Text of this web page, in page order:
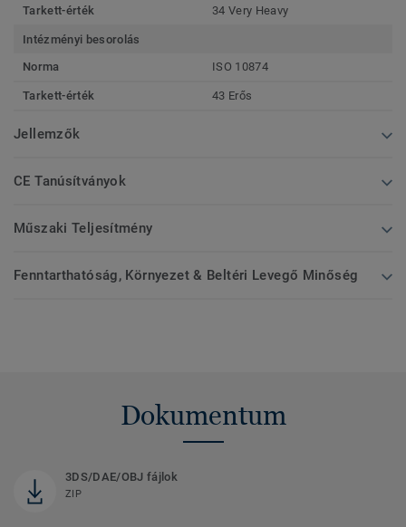
Tarkett-érték 34 Very Heavy
Intézményi besorolás
Norma
ISO 10874
Tarkett-érték 43 Erős
Jellemzők
CE Tanúsítványok
Műszaki Teljesítmény
Fenntarthatóság, Környezet & Beltéri Levegő Minőség
Dokumentum
3DS/DAE/OBJ fájlok
ZIP